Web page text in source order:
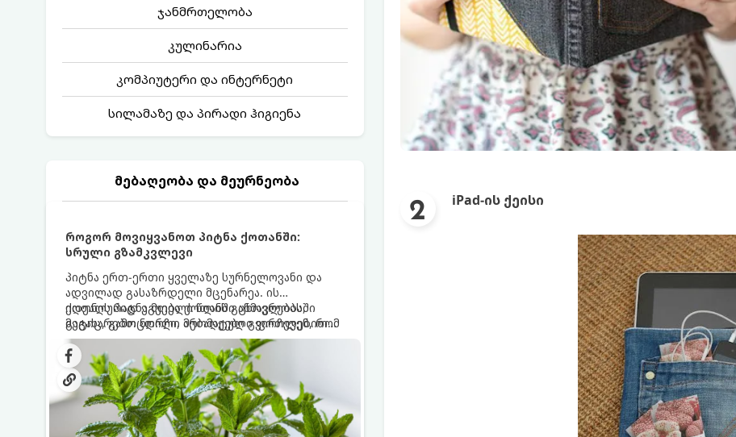
ჯანმრთელობა
კულინარია
კომპიუტერი და ინტერნეტი
სილამაზე და პირადი ჰიგიენა
მებაღეობა და მეურნეობა
როგორ მოვიყვანოთ პიტნა ქოთანში:
სრული გზამკვლევი
პიტნა ერთ-ერთი ყველაზე სურნელოვანი და
ადვილად გასაზრდელი მცენარეა. ის
იდეალურად ეგუება ქოთანში ცხოვრებას,
მეტიც, გამოცდილი მებაღეები გვირჩევენ, რომ
პიტნა მხოლოდ ქოთანში მოვიყვანოთ, რადგან
ღია გრუნტში (ბაღში) დარგვისას ის ფესვებით
ძალიან სწრაფად ვრცელდება და სხვა
მცენარეებს ავიწროებს.
ქოთნის პიტნა მთელი წლის განმავლობაში
გაგახარებთ ნორჩი, არომატული ფოთლებით
ჩაის, ლიმონათისა თუ კერძებისთვის.
iPad-ის ქეისი